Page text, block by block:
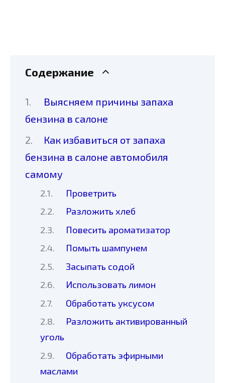
Содержание
Выясняем причины запаха
бензина в салоне
Как избавиться от запаха
бензина в салоне автомобиля
самому
Проветрить
Разложить хлеб
Повесить ароматизатор
Помыть шампунем
Засыпать содой
Использовать лимон
Обработать уксусом
Разложить активированный
уголь
Обработать эфирными
маслами